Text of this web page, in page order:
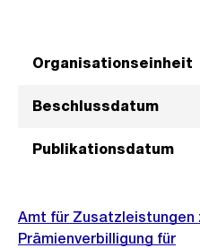
Organisationseinheit
Beschlussdatum
Publikationsdatum
Amt für Zusatzleistungen
Prämienverbilligung für